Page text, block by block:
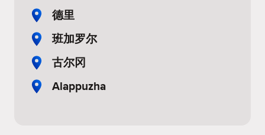
德里
班加罗尔
古尔冈
Alappuzha